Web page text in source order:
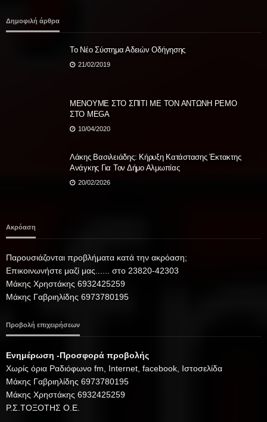
Δημοφιλή άρθρα
Το Νέο Σύστημα Αδειών Οδήγησης
21/02/2019
ΜΕΝΟΥΜΕ ΣΤΟ ΣΠΙΤΙ ΜΕ ΤΟΝ ΑΝΤΩΝΗ ΡΕΜΟ
ΣΤΟ MEGA
10/04/2020
Λάκης Βασιλειάδης: Κήρυξη Κατάστασης Έκτακτης
Ανάγκης Για Τον Δήμο Αλμωπίας
20/02/2026
Ακρόαση
Παρουσιάζονται προβλήματα κατά την ακρόαση;
Επικοινωνήστε μαζί μας...... στο 23820-42303
Μάκης Χρηστάκης 6932425259
Μάκης Γαβριηλίδης 6973780195
Προβολή επιχειρήσεων
Ενημέρωση -Προσφορά προβολής
Xωρίς όρια Ραδιόφωνο fm, Internet, facebook, Ιστοσελίδα
Μάκης Γαβριηλίδης 6973780195
Μάκης Χρηστάκης 6932425259
Ρ.Σ.ΤΟΞΟΤΗΣ Ο.Ε.